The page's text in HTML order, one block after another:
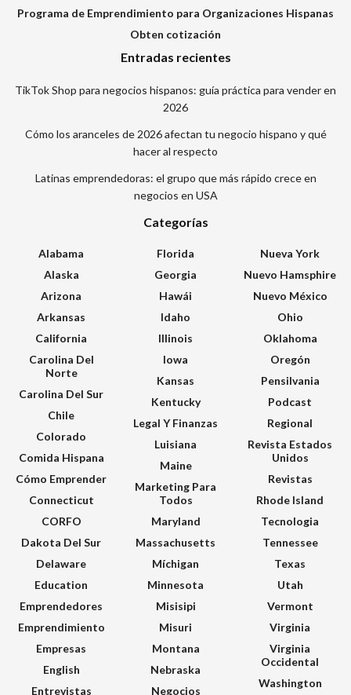
Programa de Emprendimiento para Organizaciones Hispanas
Obten cotización
Entradas recientes
TikTok Shop para negocios hispanos: guía práctica para vender en
2026
Cómo los aranceles de 2026 afectan tu negocio hispano y qué
hacer al respecto
Latinas emprendedoras: el grupo que más rápido crece en
negocios en USA
Categorías
Alabama
Alaska
Arizona
Arkansas
California
Carolina Del
Norte
Carolina Del Sur
Chile
Colorado
Comida Hispana
Cómo Emprender
Connecticut
CORFO
Dakota Del Sur
Delaware
Education
Emprendedores
Emprendimiento
Empresas
English
Entrevistas
Florida
Georgia
Hawái
Idaho
Illinois
Iowa
Kansas
Kentucky
Legal Y Finanzas
Luisiana
Maine
Marketing Para
Todos
Maryland
Massachusetts
Míchigan
Minnesota
Misisipi
Misuri
Montana
Nebraska
Negocios
Nueva York
Nuevo Hamsphire
Nuevo México
Ohio
Oklahoma
Oregón
Pensilvania
Podcast
Regional
Revista Estados
Unidos
Revistas
Rhode Island
Tecnologia
Tennessee
Texas
Utah
Vermont
Virginia
Virginia
Occidental
Washington